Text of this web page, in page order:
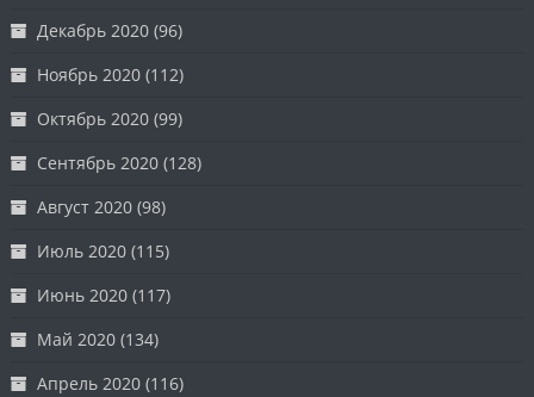
Декабрь 2020 (96)
Ноябрь 2020 (112)
Октябрь 2020 (99)
Сентябрь 2020 (128)
Август 2020 (98)
Июль 2020 (115)
Июнь 2020 (117)
Май 2020 (134)
Апрель 2020 (116)